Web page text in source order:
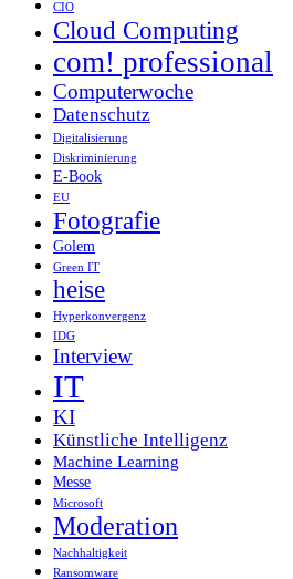
CIO
Cloud Computing
com! professional
Computerwoche
Datenschutz
Digitalisierung
Diskriminierung
E-Book
EU
Fotografie
Golem
Green IT
heise
Hyperkonvergenz
IDG
Interview
IT
KI
Künstliche Intelligenz
Machine Learning
Messe
Microsoft
Moderation
Nachhaltigkeit
Ransomware